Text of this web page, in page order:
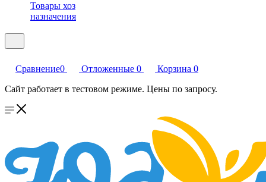
Товары хоз
назначения
Сравнение0 Отложенные 0 Корзина 0
Сайт работает в тестовом режиме. Цены по запросу.